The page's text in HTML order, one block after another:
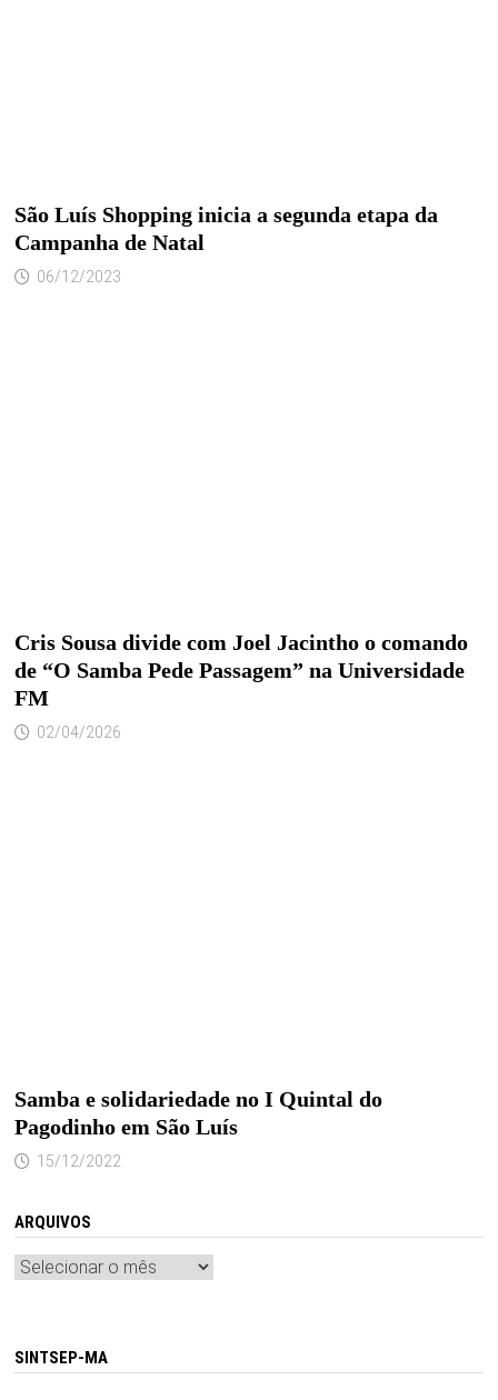
São Luís Shopping inicia a segunda etapa da
Campanha de Natal
06/12/2023
Cris Sousa divide com Joel Jacintho o comando
de “O Samba Pede Passagem” na Universidade
FM
02/04/2026
Samba e solidariedade no I Quintal do
Pagodinho em São Luís
15/12/2022
ARQUIVOS
Arquivos
SINTSEP-MA